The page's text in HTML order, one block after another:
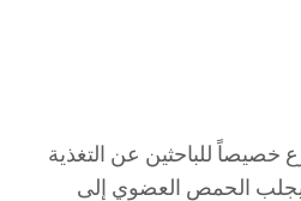
للباحثين عن التغذية
يجلب الحمص العضوي إلى